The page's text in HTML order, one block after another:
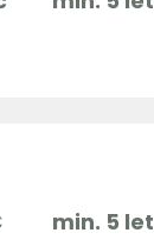
min. 5 let